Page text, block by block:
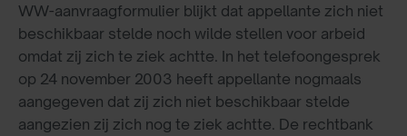
WW-aanvraagformulier blijkt dat appellante zich niet
beschikbaar stelde noch wilde stellen voor arbeid
omdat zij zich te ziek achtte. In het telefoongesprek
op 24 november 2003 heeft appellante nogmaals
aangegeven dat zij zich niet beschikbaar stelde
aangezien zij zich nog te ziek achtte. De rechtbank